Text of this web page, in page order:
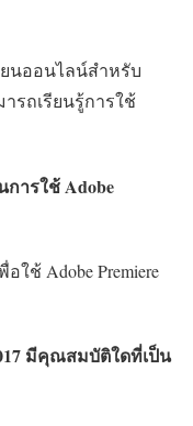
นออนไลน์สำหรับ
ารถเรียนรู้การใช้
ารใช้ Adobe
ช้ Adobe Premiere
มีคุณสมบัติใดที่เป็น